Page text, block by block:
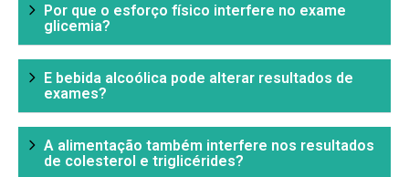
Por que o esforço físico interfere no exame
glicemia?
E bebida alcoólica pode alterar resultados de
exames?
A alimentação também interfere nos resultados
de colesterol e triglicérides?